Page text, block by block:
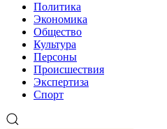
Политика
Экономика
Общество
Культура
Персоны
Происшествия
Экспертиза
Спорт